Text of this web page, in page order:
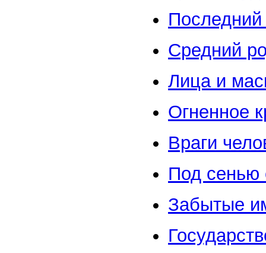
Последний
Средний
Лица и
Огненное
Враги
Под сенью
Забытые